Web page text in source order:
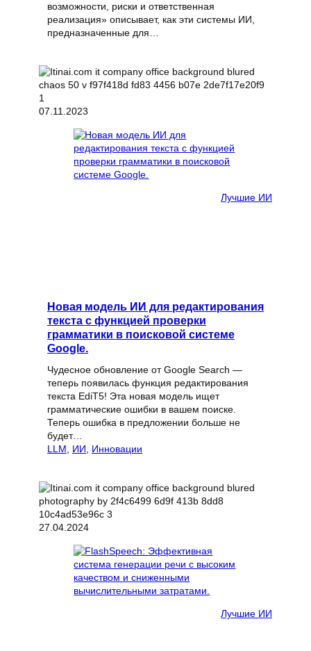
возможности, риски и ответственная
реализация» описывает, как эти системы ИИ,
предназначенные для…
07.11.2023
Лучшие ИИ
Новая модель ИИ для редактирования
текста с функцией проверки
грамматики в поисковой системе
Google.
Чудесное обновление от Google Search —
теперь появилась функция редактирования
текста EdiT5! Эта новая модель ищет
грамматические ошибки в вашем поиске.
Теперь ошибка в предложении больше не
будет…
LLM, ИИ, Инновации
27.04.2024
Лучшие ИИ